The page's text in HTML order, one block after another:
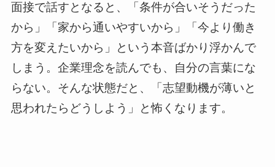
面接で話すとなると、「条件が合いそうだった
から」「家から通いやすいから」「今より働き
方を変えたいから」という本音ばかり浮かんで
しまう。企業理念を読んでも、自分の言葉にな
らない。そんな状態だと、「志望動機が薄いと
思われたらどうしよう」と怖くなります。